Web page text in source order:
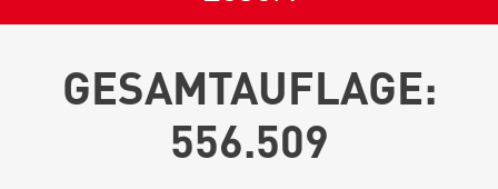
GESAMTAUFLAGE:
556.509